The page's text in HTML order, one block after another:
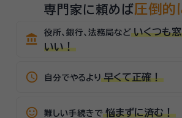
専門家に頼めば圧倒的
account_balance 役所、銀行、法務局など いくつも
いい！
schedule 自分でやるより 早くて正確！
sentiment_satisfied_alt 難しい手続きで 悩まずに済む！